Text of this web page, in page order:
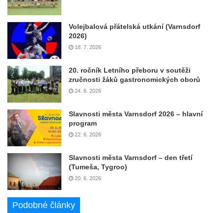
Volejbalová přátelská utkání (Varnsdorf
2026)
18. 7. 2026
20. ročník Letního přeboru v soutěži
zručnosti žáků gastronomických oborů
24. 6. 2026
Slavnosti města Varnsdorf 2026 – hlavní
program
22. 6. 2026
Slavnosti města Varnsdorf – den třetí
(Tumeša, Tygroo)
20. 6. 2026
Podobné články